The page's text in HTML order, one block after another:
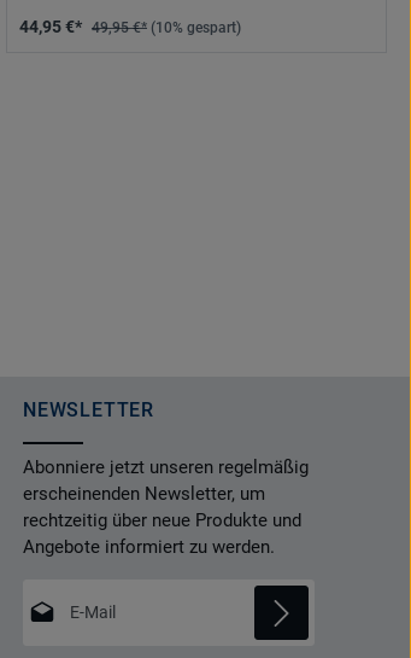
44,95 €* 49,95 €* (10% gespart)
NEWSLETTER
Abonniere jetzt unseren regelmäßig
erscheinenden Newsletter, um
rechtzeitig über neue Produkte und
Angebote informiert zu werden.